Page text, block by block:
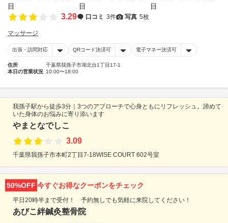
3.29 口コミ 3件 写真 5枚
マッサージ
出張・訪問対応 QRコード決済可 電子マネー決済可
住所
千葉県我孫子市湖北台1丁目17-1
本日の営業状況 10:00〜18:00
我孫子駅から徒歩3分｜3つのアプローチで心身ともにリフレッシュ。諦めて
いた身体のお悩みに寄り添います
やまとなでしこ
3.09
千葉県我孫子市本町2丁目7-18WISE COURT 602号室
50%OFF 今すぐお得なクーポンをチェック
平日20時半まで受付！ 予約無しでも気軽に来院してください！
あびこ絆鍼灸整骨院